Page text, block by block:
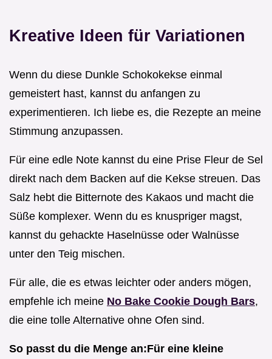
Kreative Ideen für Variationen
Wenn du diese Dunkle Schokokekse einmal
gemeistert hast, kannst du anfangen zu
experimentieren. Ich liebe es, die Rezepte an meine
Stimmung anzupassen.
Für eine edle Note kannst du eine Prise Fleur de Sel
direkt nach dem Backen auf die Kekse streuen. Das
Salz hebt die Bitternote des Kakaos und macht die
Süße komplexer. Wenn du es knuspriger magst,
kannst du gehackte Haselnüsse oder Walnüsse
unter den Teig mischen.
Für alle, die es etwas leichter oder anders mögen,
empfehle ich meine No Bake Cookie Dough Bars,
die eine tolle Alternative ohne Ofen sind.
So passt du die Menge an:Für eine kleine